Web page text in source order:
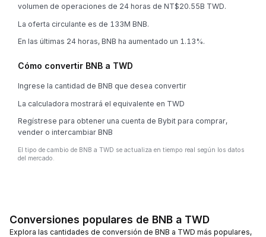
volumen de operaciones de 24 horas de NT$20.55B TWD.
La oferta circulante es de 133M BNB.
En las últimas 24 horas, BNB ha aumentado un 1.13%.
Cómo convertir BNB a TWD
Ingrese la cantidad de BNB que desea convertir
La calculadora mostrará el equivalente en TWD
Regístrese para obtener una cuenta de Bybit para comprar,
vender o intercambiar BNB
El tipo de cambio de BNB a TWD se actualiza en tiempo real según los datos
del mercado.
Conversiones populares de BNB a TWD
Explora las cantidades de conversión de BNB a TWD más populares,